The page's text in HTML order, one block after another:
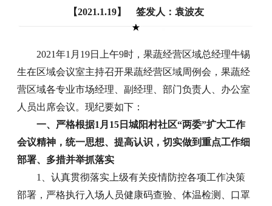
【2021.1.19】 签发人：袁波友
2021年1月19日上午9时，果蔬经营区域总经理牛锡
生在区域会议室主持召开果蔬经营区域周例会，果蔬经
营区域各专业市场经理、副经理、部门负责人、办公室
人员出席会议。现纪要如下：
一、严格根据1月15日城阳村社区“两委”扩大工作
会议精神，统一思想、提高认识，切实做到重点工作细
部署、多措并举抓落实
1、认真贯彻落实上级有关疫情防控各项工作决策
部署，严格执行入场人员健康码查验、体温检测、口罩